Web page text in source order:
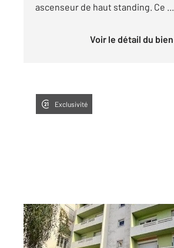
ascenseur de haut standing. Ce ...
Voir le détail du bien
Exclusivité
ST QUENTIN 02
56,92 m2, 3 pièces
Ref : 13559